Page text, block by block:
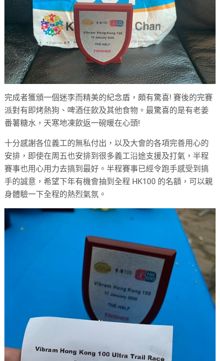
完成者獲頒一個迷李而精美的紀念盾，頗有驚喜! 賽後的完賽
派對有即烤熱狗、啤酒任飲及其他食物。最驚喜的是有老姜
番薯糖水，天寒地凍飲返一碗暖在心頭!
十分感謝各位義工的無私付出，以及大會的各項完善用心的
安排，即使在周五也安排到很多義工沿途支援及打氣，半程
賽事也用心用力去搞到最好。半程賽事已經令跑手感受到搞
手的誠意，希望下年有機會抽到全程 HK100 的名額，可以親
身體驗一下全程的熱烈氣氛。